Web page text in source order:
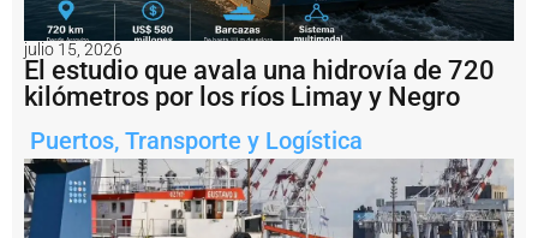
S
a
n
n
t
o
n
i
julio 15, 2026
El estudio que avala una hidrovía de 720
kilómetros por los ríos Limay y Negro
Puertos, Transporte y Logística